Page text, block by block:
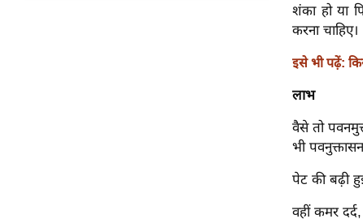
शंका हो या
करना चाहिए।
इसे भी पढ़ें:
लाभ
वैसे तो
भी
पेट की बढ़ी
वहीं कमर